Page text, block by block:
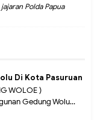
Polda Papua
Di Kota Pasuruan
WOLOE )
Gedung Wolu...